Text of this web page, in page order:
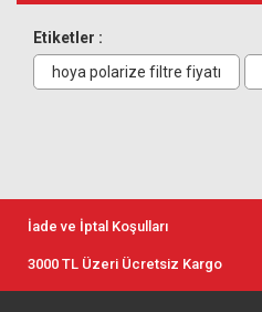
Etiketler :
hoya polarize filtre fiyatı
İade ve İptal Koşulları
3000 TL Üzeri Ücretsiz Kargo